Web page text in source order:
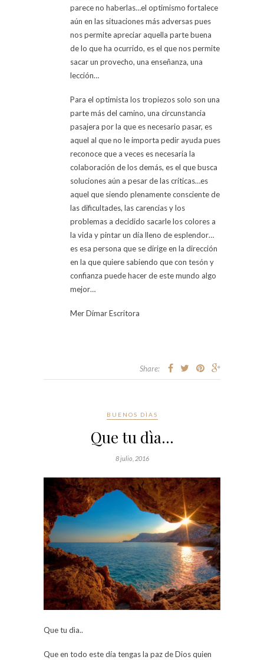
parece no haberlas…el optimismo fortalece
aún en las situaciones más adversas pues
nos permite apreciar aquella parte buena
de lo que ha ocurrido, es el que nos permite
sacar un provecho, una enseñanza, una
lección…
Para el optimista los tropiezos solo son una
parte más del camino, una circunstancia
pasajera por la que es necesario pasar, es
aquel al que no le importa pedir ayuda pues
reconoce que a veces es necesaria la
colaboración de los demás, es el que busca
soluciones aún a pesar de las críticas…es
aquel que siendo plenamente consciente de
las dificultades, las carencias y los
problemas a decidido sacarle los colores a
la vida y pintar un día lleno de esplendor…
es esa persona que se dirige en la dirección
en la que quiere sabiendo que con tesón y
confianza puede hacer de este mundo algo
mejor…
Mer Dímar Escritora
Share:
BUENOS DÌAS
Que tu dìa…
8 julio, 2016
Que tu dìa..
Que en todo este día tengas la paz de Dios quien